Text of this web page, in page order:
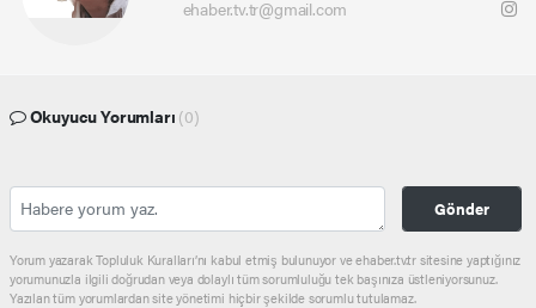
ehaber.tv.tr@gmail.com
Okuyucu Yorumları (0)
Gönder
Yorum yazarak Topluluk Kuralları’nı kabul etmiş bulunuyor ve ehaber.tv.tr sitesine yaptığınız
yorumunuzla ilgili doğrudan veya dolaylı tüm sorumluluğu tek başınıza üstleniyorsunuz.
Yazılan tüm yorumlardan site yönetimi hiçbir şekilde sorumlu tutulamaz.